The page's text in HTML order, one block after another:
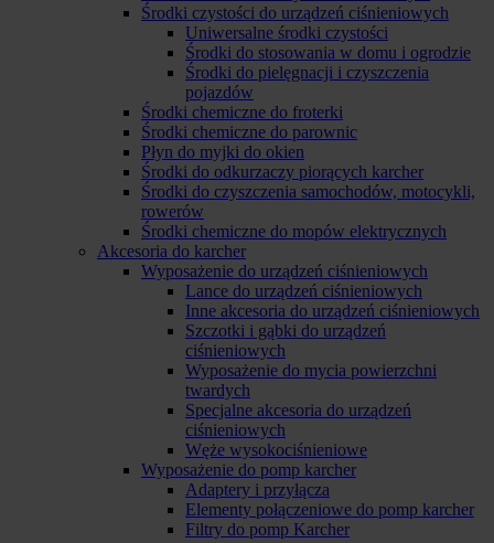
Środki czystości do urządzeń ciśnieniowych
Uniwersalne środki czystości
Środki do stosowania w domu i ogrodzie
Środki do pielęgnacji i czyszczenia
pojazdów
Środki chemiczne do froterki
Środki chemiczne do parownic
Płyn do myjki do okien
Środki do odkurzaczy piorących karcher
Środki do czyszczenia samochodów, motocykli,
rowerów
Środki chemiczne do mopów elektrycznych
Akcesoria do karcher
Wyposażenie do urządzeń ciśnieniowych
Lance do urządzeń ciśnieniowych
Inne akcesoria do urządzeń ciśnieniowych
Szczotki i gąbki do urządzeń
ciśnieniowych
Wyposażenie do mycia powierzchni
twardych
Specjalne akcesoria do urządzeń
ciśnieniowych
Węże wysokociśnieniowe
Wyposażenie do pomp karcher
Adaptery i przyłącza
Elementy połączeniowe do pomp karcher
Filtry do pomp Karcher